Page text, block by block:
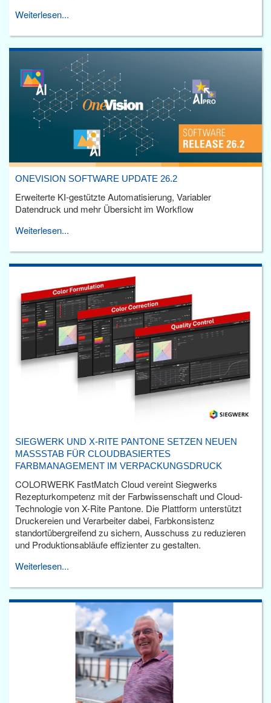
Weiterlesen...
ONEVISION SOFTWARE UPDATE 26.2
Erweiterte KI-gestützte Automatisierung, Variabler
Datendruck und mehr Übersicht im Workflow
Weiterlesen...
SIEGWERK UND X-RITE PANTONE SETZEN NEUEN
MASSSTAB FÜR CLOUDBASIERTES F
ARBMANAGEMENT IM VERPACKUNGSDRUCK
COLORWERK FastMatch Cloud vereint Siegwerks
Rezepturkompetenz mit der Farbwissenschaft und Cloud-
Technologie von X-Rite Pantone. Die Plattform unterstützt
Druckereien und Verarbeiter dabei, Farbkonsistenz
standortübergreifend zu sichern, Ausschuss zu reduzieren
und Produktionsabläufe effizienter zu gestalten.
Weiterlesen...